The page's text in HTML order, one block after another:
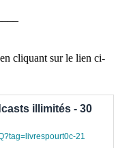
cliquant sur le lien ci-
illimités - 30
21